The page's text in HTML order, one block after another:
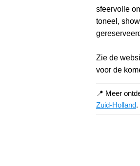
sfeervolle
toneel,
Zie de
voor de
📍 Meer
Zuid-Holland.